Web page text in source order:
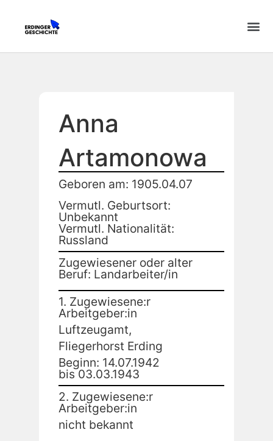
Anna
Artamonowa
Geboren am: 1905.04.07
Vermutl. Geburtsort:
Unbekannt
Vermutl. Nationalität:
Russland
Zugewiesener oder alter
Beruf: Landarbeiter/in
1. Zugewiesene:r
Arbeitgeber:in
Luftzeugamt,
Fliegerhorst Erding
Beginn: 14.07.1942
bis 03.03.1943
2. Zugewiesene:r
Arbeitgeber:in
nicht bekannt